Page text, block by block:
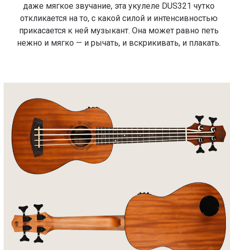
даже мягкое звучание, эта укулеле DUS321 чутко
откликается на то, с какой силой и интенсивностью
прикасается к ней музыкант. Она может равно петь
нежно и мягко — и рычать, и вскрикивать, и плакать.